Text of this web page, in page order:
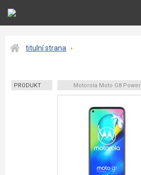
titulní strana
PRODUKT Motorola Moto G8 Power